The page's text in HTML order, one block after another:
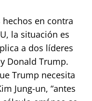
en contra
la situación es
a dos líderes
Donald Trump.
Trump necesita
Jung-un, “antes